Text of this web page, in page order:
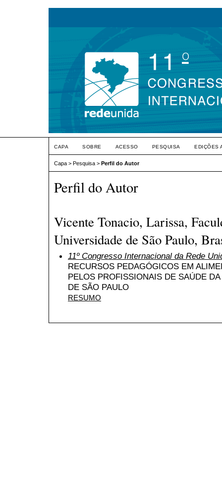
CAPA SOBRE ACESSO PESQUISA EDIÇÕES
Capa > Pesquisa > Perfil do Autor
Perfil do Autor
Vicente Tonacio, Larissa,
Universidade de São Paulo,
11º Congresso Internacional da Rede
RECURSOS PEDAGÓGICOS EM
PELOS PROFISSIONAIS DE SAÚDE
DE SÃO PAULO
RESUMO